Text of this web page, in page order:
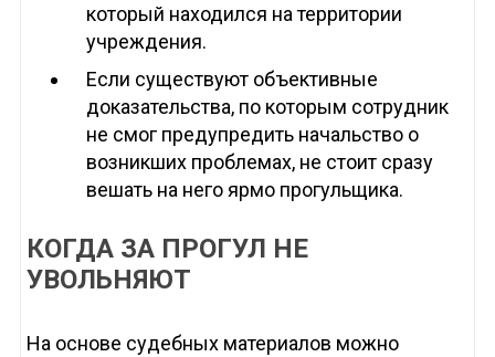
который находился на территории
учреждения.
Если существуют объективные
доказательства, по которым сотрудник
не смог предупредить начальство о
возникших проблемах, не стоит сразу
вешать на него ярмо прогульщика.
КОГДА ЗА ПРОГУЛ НЕ
УВОЛЬНЯЮТ
На основе судебных материалов можно